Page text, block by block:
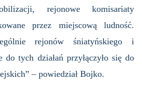
rejonowe komisariaty
przez miejscową ludność.
rejonów śniatyńskiego i
do tych działań przyłączyło się do
– powiedział Bojko.